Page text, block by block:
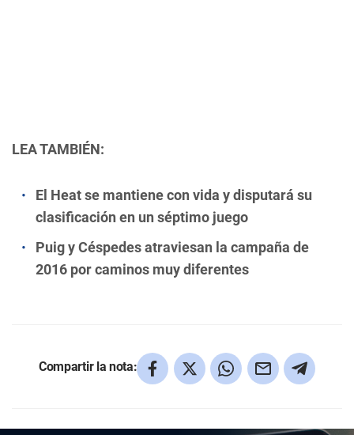
LEA TAMBIÉN:
El Heat se mantiene con vida y disputará su
clasificación en un séptimo juego
Puig y Céspedes atraviesan la campaña de
2016 por caminos muy diferentes
Compartir la nota: